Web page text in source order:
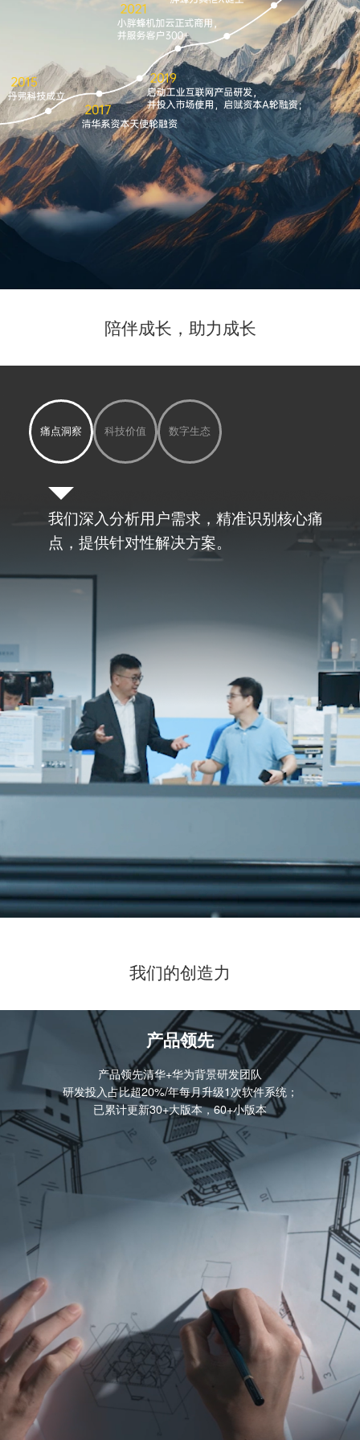
陪伴成长，助力成长
痛点洞察 科技价值 数字生态
我们深入分析用户需求，精准识别核心痛
点，提供针对性解决方案。
我们的创造力
产品领先
产品领先清华+华为背景研发团队
研发投入占比超20%/年每月升级1次软件系统；
已累计更新30+大版本，60+小版本